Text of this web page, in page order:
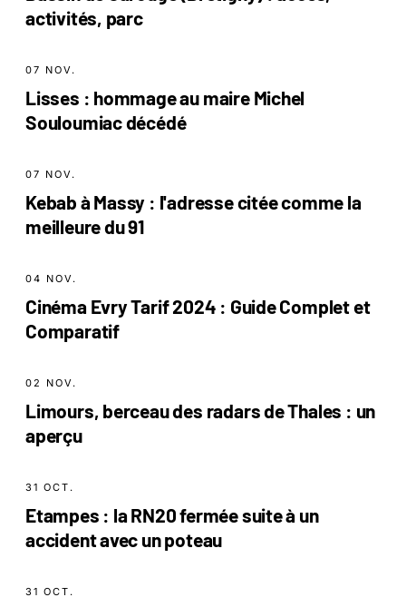
activités, parc
07 NOV.
Lisses : hommage au maire Michel
Souloumiac décédé
07 NOV.
Kebab à Massy : l'adresse citée comme la
meilleure du 91
04 NOV.
Cinéma Evry Tarif 2024 : Guide Complet et
Comparatif
02 NOV.
Limours, berceau des radars de Thales : un
aperçu
31 OCT.
Etampes : la RN20 fermée suite à un
accident avec un poteau
31 OCT.